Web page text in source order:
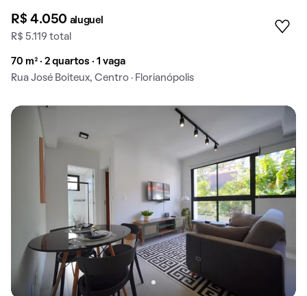
R$ 4.050 aluguel
R$ 5.119 total
70 m² · 2 quartos · 1 vaga
Rua José Boiteux, Centro · Florianópolis